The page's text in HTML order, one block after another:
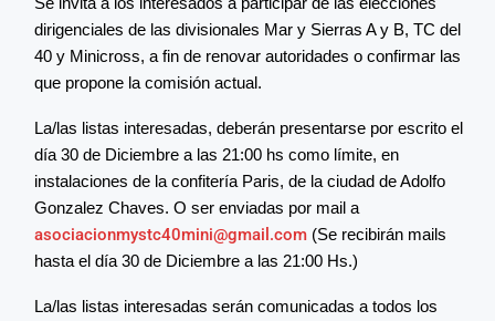
dirigenciales de las divisionales Mar y Sierras A y B, TC del
40 y Minicross, a fin de renovar autoridades o confirmar las
que propone la comisión actual.
La/las listas interesadas, deberán presentarse por escrito el
día 30 de Diciembre a las 21:00 hs como límite, en
instalaciones de la confitería Paris, de la ciudad de Adolfo
Gonzalez Chaves. O ser enviadas por mail a
asociacionmystc40mini@gmail.com (Se recibirán mails
hasta el día 30 de Diciembre a las 21:00 Hs.)
La/las listas interesadas serán comunicadas a todos los